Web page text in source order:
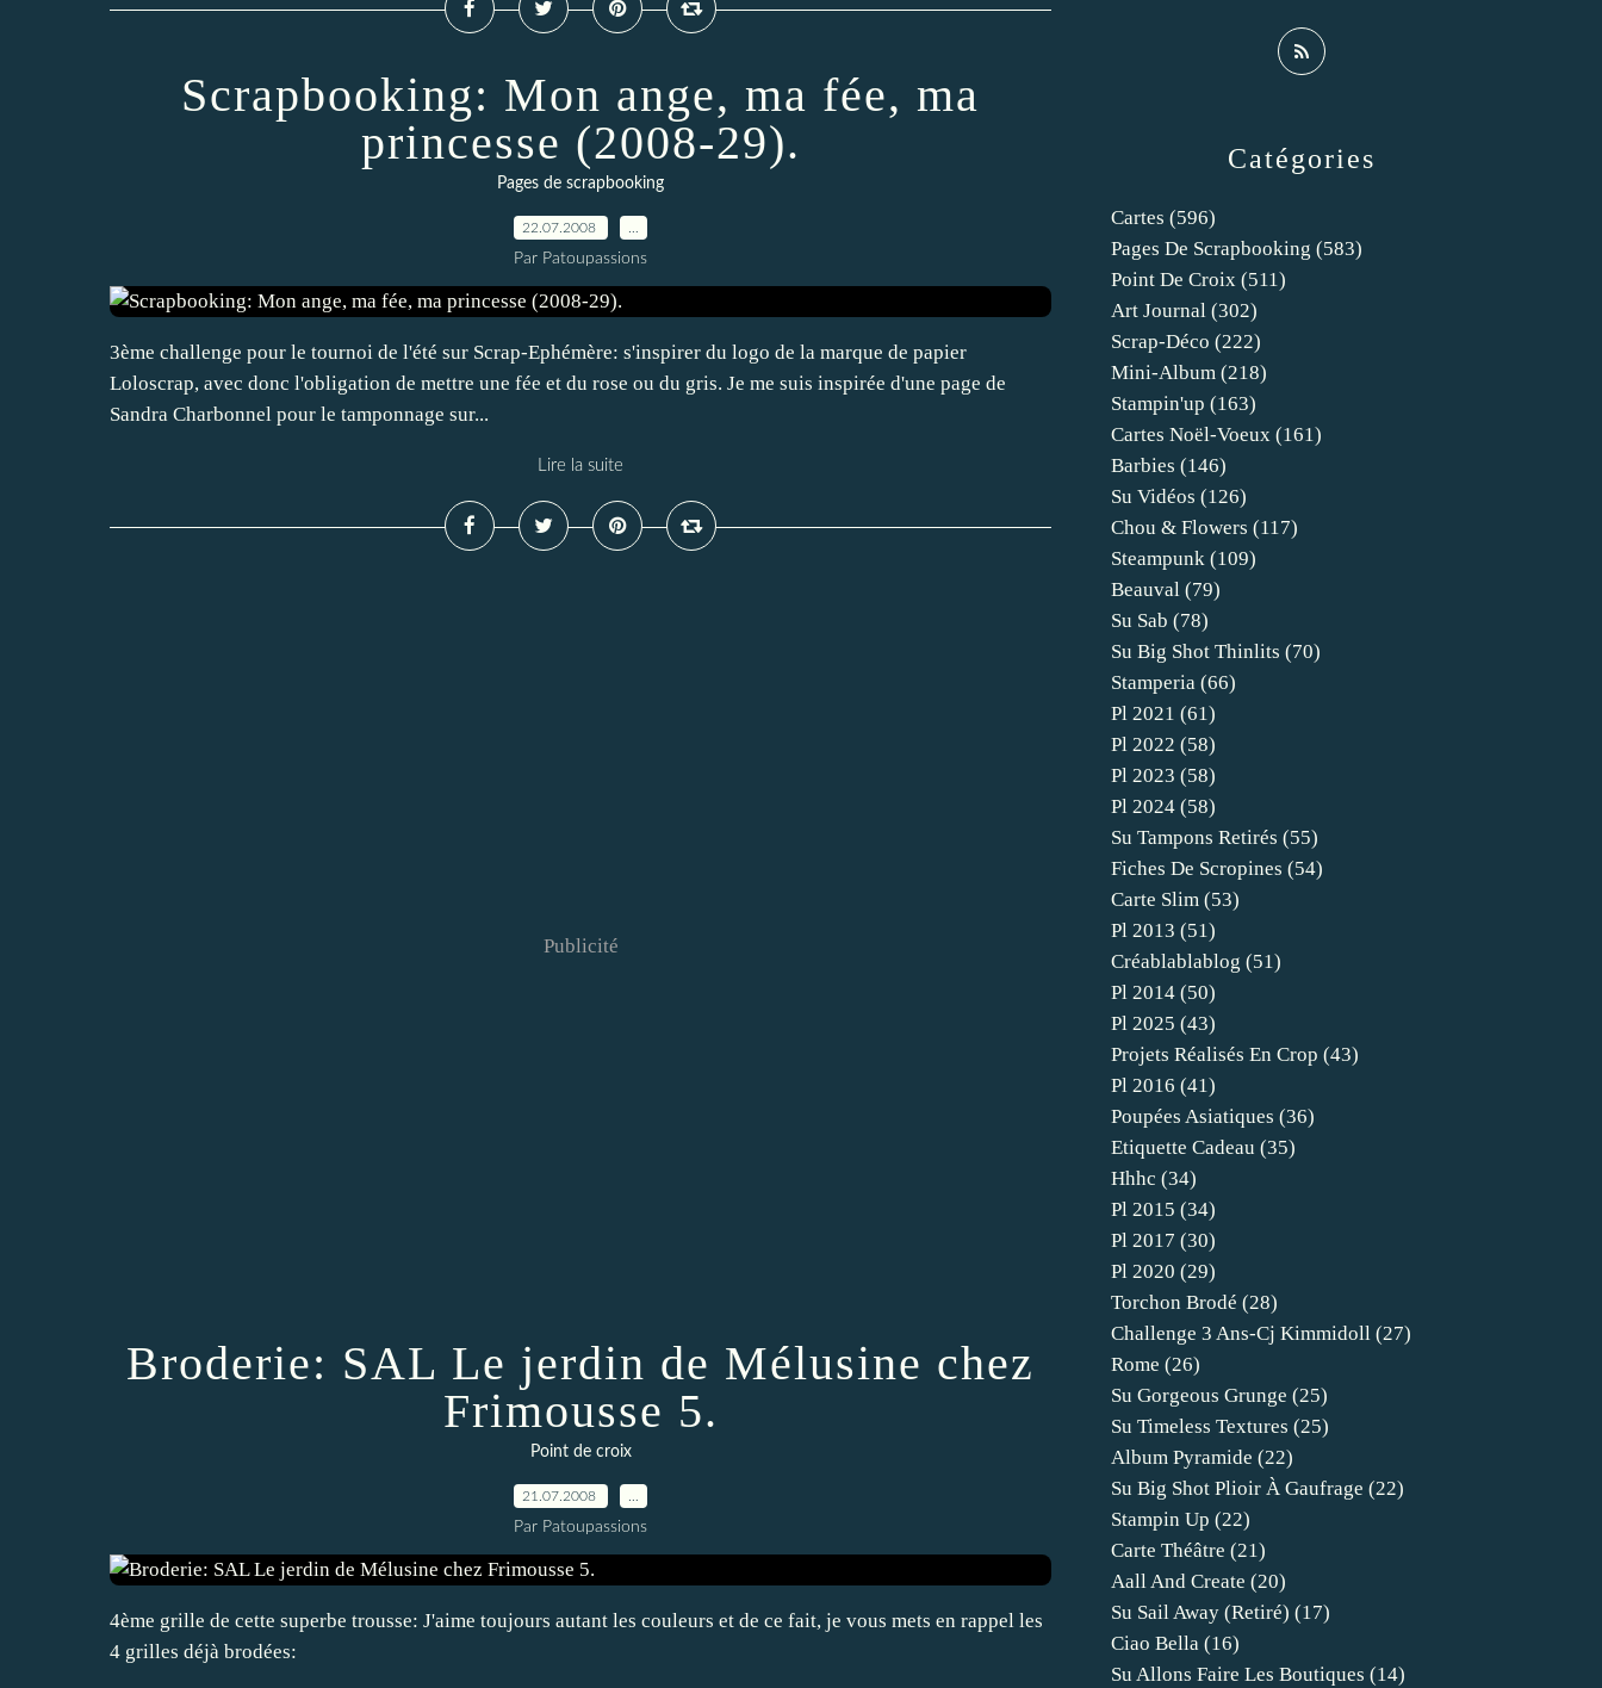
Scrapbooking: Mon ange, ma fée, ma
princesse (2008-29).
Pages de scrapbooking
22.07.2008
Par Patoupassions
3ème challenge pour le tournoi de l'été sur Scrap-Ephémère: s'inspirer du logo de la marque de papier
Loloscrap, avec donc l'obligation de mettre une fée et du rose ou du gris. Je me suis inspirée d'une page de
Sandra Charbonnel pour le tamponnage sur...
Lire la suite
Publicité
Broderie: SAL Le jerdin de Mélusine chez
Frimousse 5.
Point de croix
21.07.2008
Par Patoupassions
4ème grille de cette superbe trousse: J'aime toujours autant les couleurs et de ce fait, je vous mets en rappel les
4 grilles déjà brodées:
Catégories
Cartes (596)
Pages De Scrapbooking (583)
Point De Croix (511)
Art Journal (302)
Scrap-Déco (222)
Mini-Album (218)
Stampin'up (163)
Cartes Noël-Voeux (161)
Barbies (146)
Su Vidéos (126)
Chou & Flowers (117)
Steampunk (109)
Beauval (79)
Su Sab (78)
Su Big Shot Thinlits (70)
Stamperia (66)
Pl 2021 (61)
Pl 2022 (58)
Pl 2023 (58)
Pl 2024 (58)
Su Tampons Retirés (55)
Fiches De Scropines (54)
Carte Slim (53)
Pl 2013 (51)
Créablablablog (51)
Pl 2014 (50)
Pl 2025 (43)
Projets Réalisés En Crop (43)
Pl 2016 (41)
Poupées Asiatiques (36)
Etiquette Cadeau (35)
Hhhc (34)
Pl 2015 (34)
Pl 2017 (30)
Pl 2020 (29)
Torchon Brodé (28)
Challenge 3 Ans-Cj Kimmidoll (27)
Rome (26)
Su Gorgeous Grunge (25)
Su Timeless Textures (25)
Album Pyramide (22)
Su Big Shot Plioir À Gaufrage (22)
Stampin Up (22)
Carte Théâtre (21)
Aall And Create (20)
Su Sail Away (retiré) (17)
Ciao Bella (16)
Su Allons Faire Les Boutiques (14)